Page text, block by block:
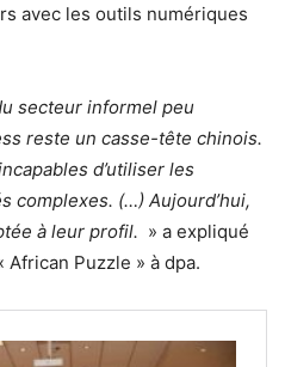
avec les outils numériques
secteur informel peu
reste un casse-tête chinois.
d’utiliser les
complexes. (…) Aujourd’hui,
à leur profil. » a expliqué
African Puzzle » à dpa.